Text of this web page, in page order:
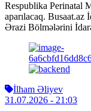
Respublika Perinatal
aparılacaq.
Ərazi Bölmələrini
İlham Əliyev
31.07.2026 - 21:03